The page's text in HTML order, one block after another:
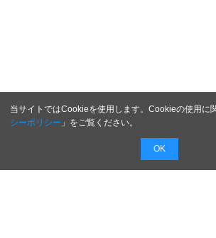
当サイトではCookieを使用します。Cookieの使用に
シーポリシー 」をご覧ください。
OK